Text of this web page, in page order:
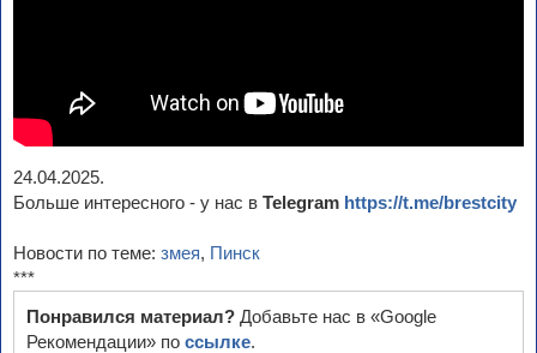
24.04.2025.
Больше интересного - у нас в Telegram https://t.me/brestcity
Новости по теме: змея, Пинск
***
Понравился материал? Добавьте нас в «Google
Рекомендации» по ссылке.